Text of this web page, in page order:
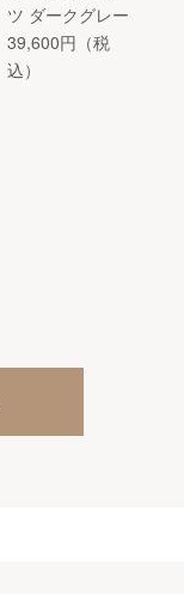
ツ ダークグレー
39,600円（税
込）